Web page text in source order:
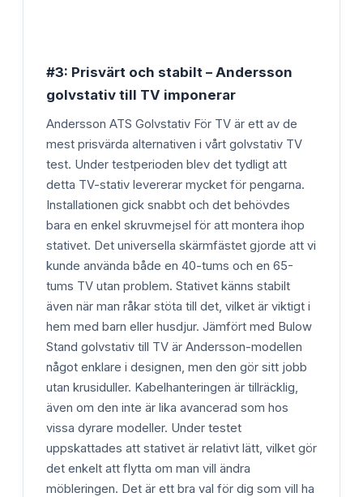
#3: Prisvärt och stabilt – Andersson
golvstativ till TV imponerar
Andersson ATS Golvstativ För TV är ett av de
mest prisvärda alternativen i vårt golvstativ TV
test. Under testperioden blev det tydligt att
detta TV-stativ levererar mycket för pengarna.
Installationen gick snabbt och det behövdes
bara en enkel skruvmejsel för att montera ihop
stativet. Det universella skärmfästet gjorde att vi
kunde använda både en 40-tums och en 65-
tums TV utan problem. Stativet känns stabilt
även när man råkar stöta till det, vilket är viktigt i
hem med barn eller husdjur. Jämfört med Bulow
Stand golvstativ till TV är Andersson-modellen
något enklare i designen, men den gör sitt jobb
utan krusiduller. Kabelhanteringen är tillräcklig,
även om den inte är lika avancerad som hos
vissa dyrare modeller. Under testet
uppskattades att stativet är relativt lätt, vilket gör
det enkelt att flytta om man vill ändra
möbleringen. Det är ett bra val för dig som vill ha